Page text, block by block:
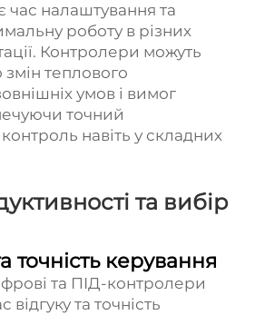
час налаштування та
роботу в різних
Контролери можуть
змін теплового
умов і вимог
точний
навіть у складних
та вибір
точність керування
та ПІД-контролери
та точність